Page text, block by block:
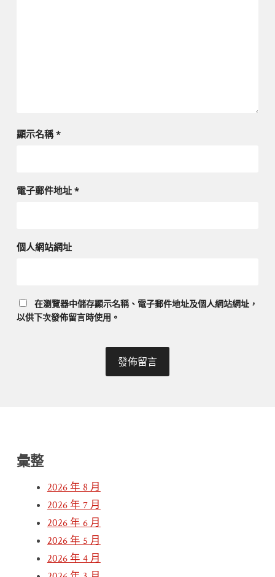
顯示名稱*
電子郵件地址 *
個人網站網址
在瀏覽器中儲存顯示名稱、電子郵件地址及個人網站網址，
以供下次發佈留言時使用。
彙整
2026 年 8 月
2026 年 7 月
2026 年 6 月
2026 年 5 月
2026 年 4 月